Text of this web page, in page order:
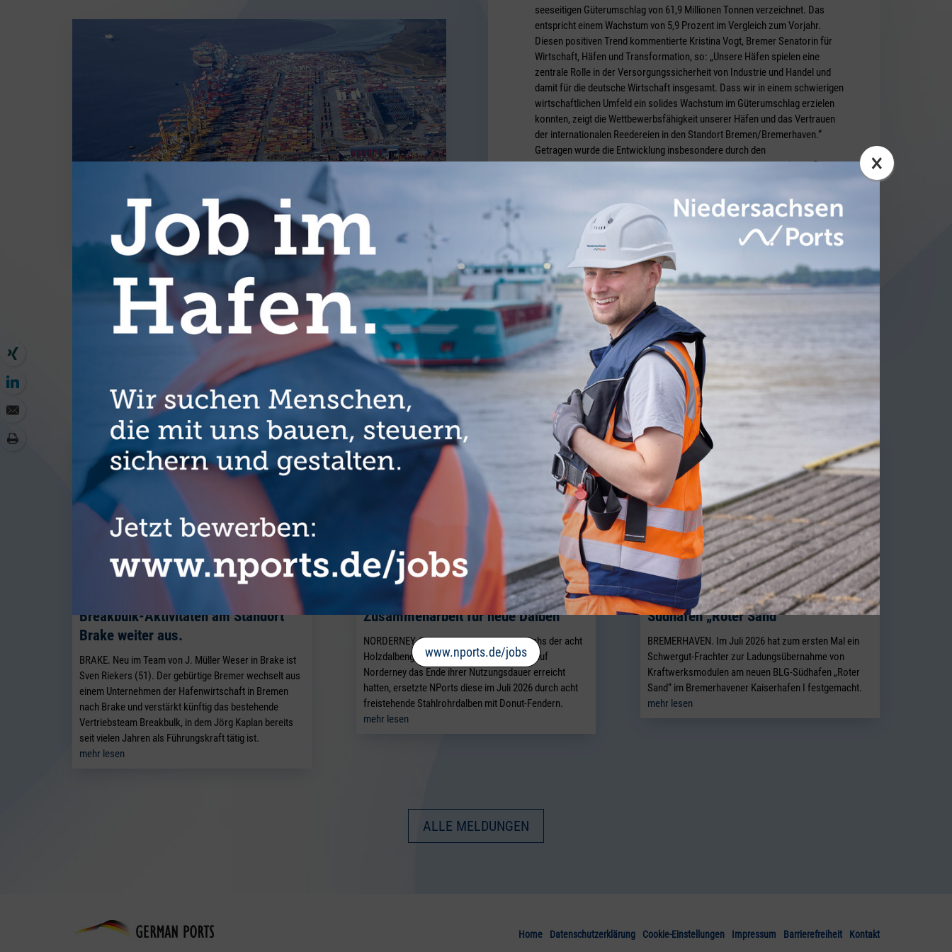
×
www.nports.de/jobs
seeseitigen Güterumschlag von 61,9 Millionen Tonnen verzeichnet. Das
entspricht einem Wachstum von 5,9 Prozent im Vergleich zum Vorjahr.
Diesen positiven Trend kommentierte Kristina Vogt, Bremer Senatorin für
Wirtschaft, Häfen und Transformation, so: „Unsere Häfen spielen eine
zentrale Rolle in der Versorgungssicherheit von Industrie und Handel und
damit für die deutsche Wirtschaft insgesamt. Dass wir in einem schwierigen
wirtschaftlichen Umfeld ein solides Wachstum im Güterumschlag erzielen
konnten, zeigt die Wettbewerbsfähigkeit unserer Häfen und das Vertrauen
der internationalen Reedereien in den Standort Bremen/Bremerhaven.“
Getragen wurde die Entwicklung insbesondere durch den
Containerumschlag in Bremerhaven, der mit 4,4 Millionen TEU (20-Fuß-
Bremerhaven, seinen Gesamtumschlag auf 51,2 Millionen Tonnen (+ 8,3
Prozent) zu steigern, während Bremen-Stadt einen Rückgang um 4 Prozent
auf 10,7 Millionen Tonnen verbuchte. Besonders der Massengutumschlag in
Bremen war rückläufig, was vor allem auf die politisch gewollte
Dekarbonisierung der Industrie zurückzuführen ist.
Foto: bremenports
WEITERE ARTIKEL AUS DER RUBRIK COMMUNITY NEWS
J. Müller Weser baut seine
Breakbulk-Aktivitäten am Standort
Brake weiter aus.
BRAKE. Neu im Team von J. Müller Weser in Brake ist
Sven Riekers (51). Der gebürtige Bremer wechselt aus
einem Unternehmen der Hafenwirtschaft in Bremen
nach Brake und verstärkt künftig das bestehende
Vertriebsteam Breakbulk, in dem Jörg Kaplan bereits
seit vielen Jahren als Führungskraft tätig ist.
mehr lesen
Standortübergreifende
Zusammenarbeit für neue Dalben
NORDERNEY / NORDDEICH. Nachdem sechs der acht
Holzdalbengruppen der Schwerlastrampe auf
Norderney das Ende ihrer Nutzungsdauer erreicht
hatten, ersetzte NPorts diese im Juli 2026 durch acht
freistehende Stahlrohrdalben mit Donut-Fendern.
mehr lesen
BLG startet Schwergutverladung im
Südhafen „Roter Sand“
BREMERHAVEN. Im Juli 2026 hat zum ersten Mal ein
Schwergut-Frachter zur Ladungsübernahme von
Kraftwerksmodulen am neuen BLG-Südhafen „Roter
Sand“ im Bremerhavener Kaiserhafen I festgemacht.
mehr lesen
ALLE MELDUNGEN
Kontakt
Barrierefreiheit
Impressum
Cookie-Einstellungen
Datenschutzerklärung
Home